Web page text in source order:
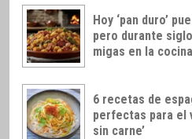
Hoy ‘pan duro’
pero durante
migas en la
6 recetas de
perfectas para el
sin carne’